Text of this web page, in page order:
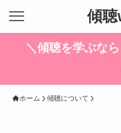
傾
＼傾聴を学ぶな
ホーム 傾聴について